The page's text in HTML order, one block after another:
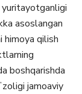
asoslangan
himoya qilish
boshqarishda
jamoaviy